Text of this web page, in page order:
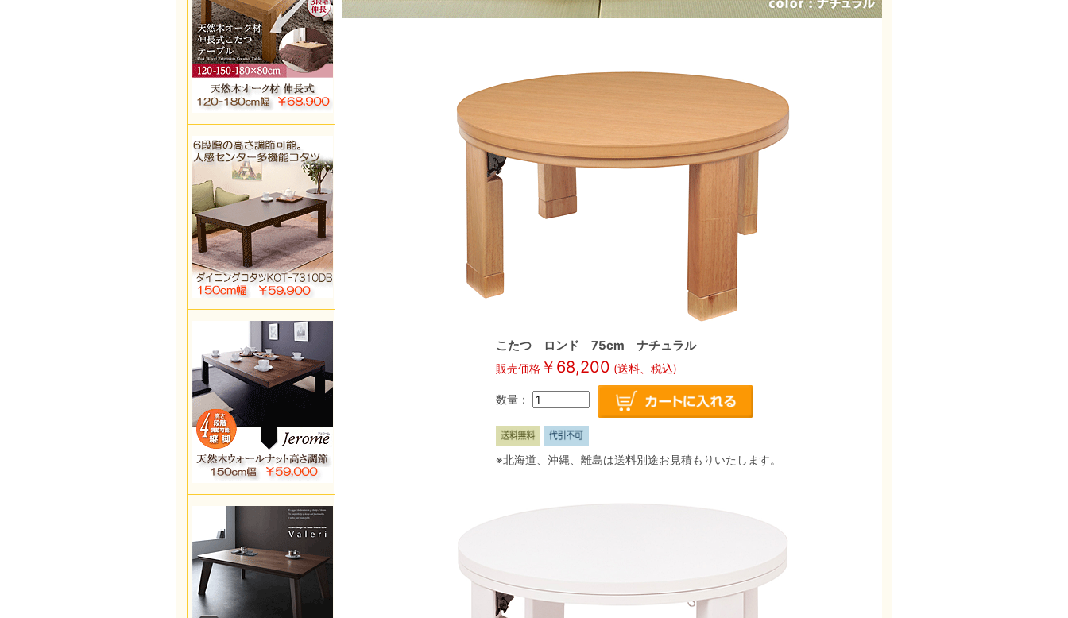
こたつ ロンド 75cm ナチュラル
販売価格￥ 68,200 (送料、税込)
数量：
※北海道、沖縄、離島は送料別途お見積もりいたします。